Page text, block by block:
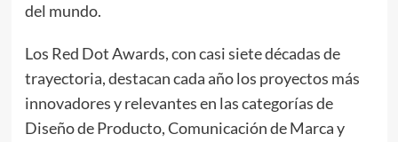
del mundo.
Los Red Dot Awards, con casi siete décadas de
trayectoria, destacan cada año los proyectos más
innovadores y relevantes en las categorías de
Diseño de Producto, Comunicación de Marca y